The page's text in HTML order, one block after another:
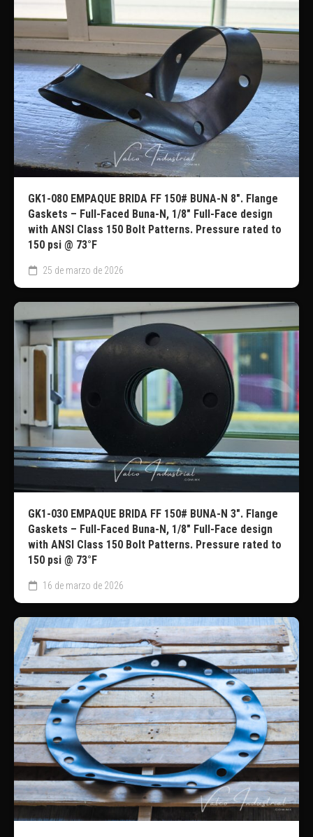
GK1-080 EMPAQUE BRIDA FF 150# BUNA-N 8″. Flange
Gaskets – Full-Faced Buna-N, 1/8″ Full-Face design
with ANSI Class 150 Bolt Patterns. Pressure rated to
150 psi @ 73°F
25 de marzo de 2026
GK1-030 EMPAQUE BRIDA FF 150# BUNA-N 3″. Flange
Gaskets – Full-Faced Buna-N, 1/8″ Full-Face design
with ANSI Class 150 Bolt Patterns. Pressure rated to
150 psi @ 73°F
16 de marzo de 2026